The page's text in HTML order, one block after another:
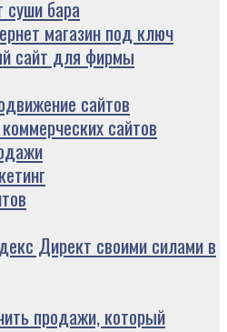
суши бара
магазин под ключ
сайт для фирмы
сайтов
сайтов
Директ своими силами в
продажи, который